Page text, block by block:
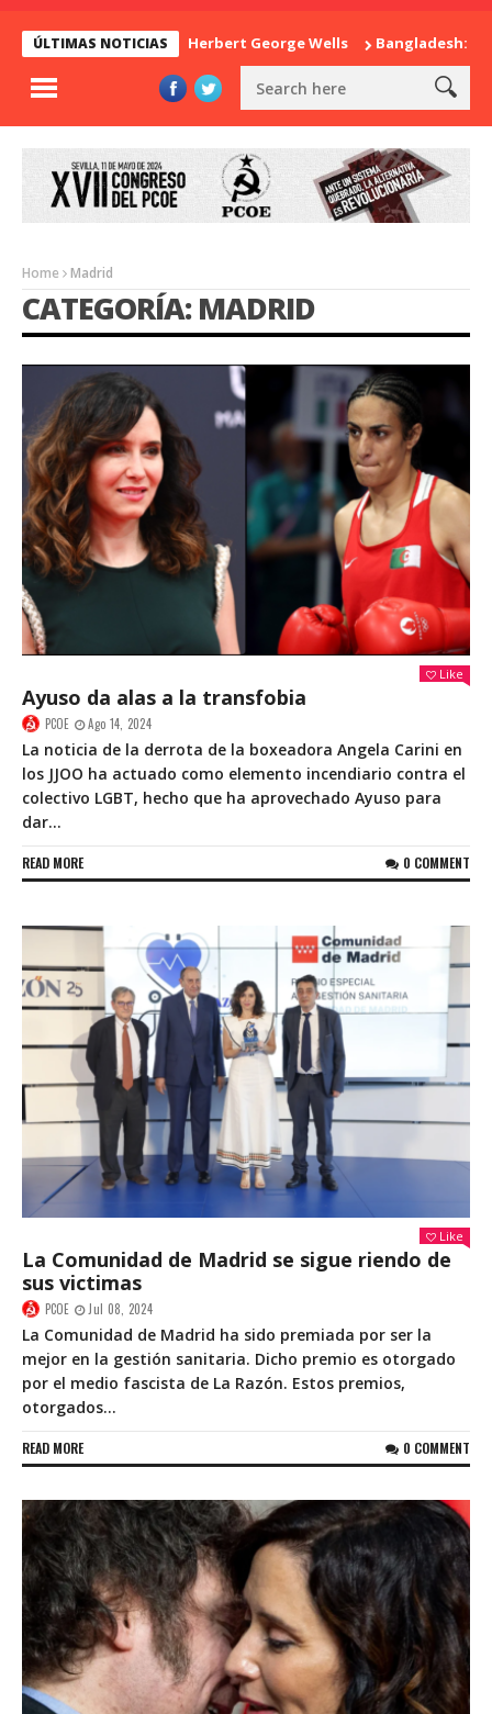
ÚLTIMAS NOTICIAS
La sorpresa de Herbert George Wells Bangladesh:
Home Madrid
CATEGORÍA: MADRID
Like
Ayuso da alas a la transfobia
PCOE Ago 14, 2024
La noticia de la derrota de la boxeadora Angela Carini en
los JJOO ha actuado como elemento incendiario contra el
colectivo LGBT, hecho que ha aprovechado Ayuso para
dar...
READ MORE 0 COMMENT
Like
La Comunidad de Madrid se sigue riendo de
sus victimas
PCOE Jul 08, 2024
La Comunidad de Madrid ha sido premiada por ser la
mejor en la gestión sanitaria. Dicho premio es otorgado
por el medio fascista de La Razón. Estos premios,
otorgados...
READ MORE 0 COMMENT